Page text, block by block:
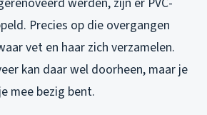
Precies op die overgangen
vet en haar zich verzamelen.
kan daar wel doorheen, maar je
mee bezig bent.